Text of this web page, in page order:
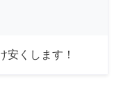
安くします！